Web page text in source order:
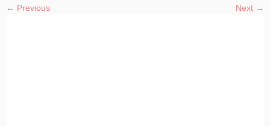
← Previous Next →